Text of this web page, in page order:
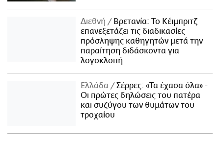
Διεθνή
Βρετανία: Το Κέιμπριτζ
επανεξετάζει τις διαδικασίες
πρόσληψης καθηγητών μετά την
παραίτηση διδάσκοντα για
λογοκλοπή
Ελλάδα
Σέρρες: «Τα έχασα όλα» -
Οι πρώτες δηλώσεις του πατέρα
και συζύγου των θυμάτων του
τροχαίου